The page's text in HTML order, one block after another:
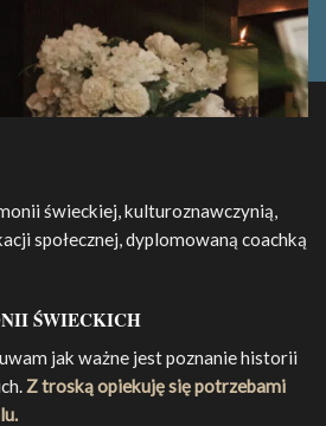
świeckiej, kulturoznawczynią,
społecznej,dyplomowaną coachką
ŚWIECKICH
jak ważne jest poznanie historii
Z troską opiekuję się potrzebami